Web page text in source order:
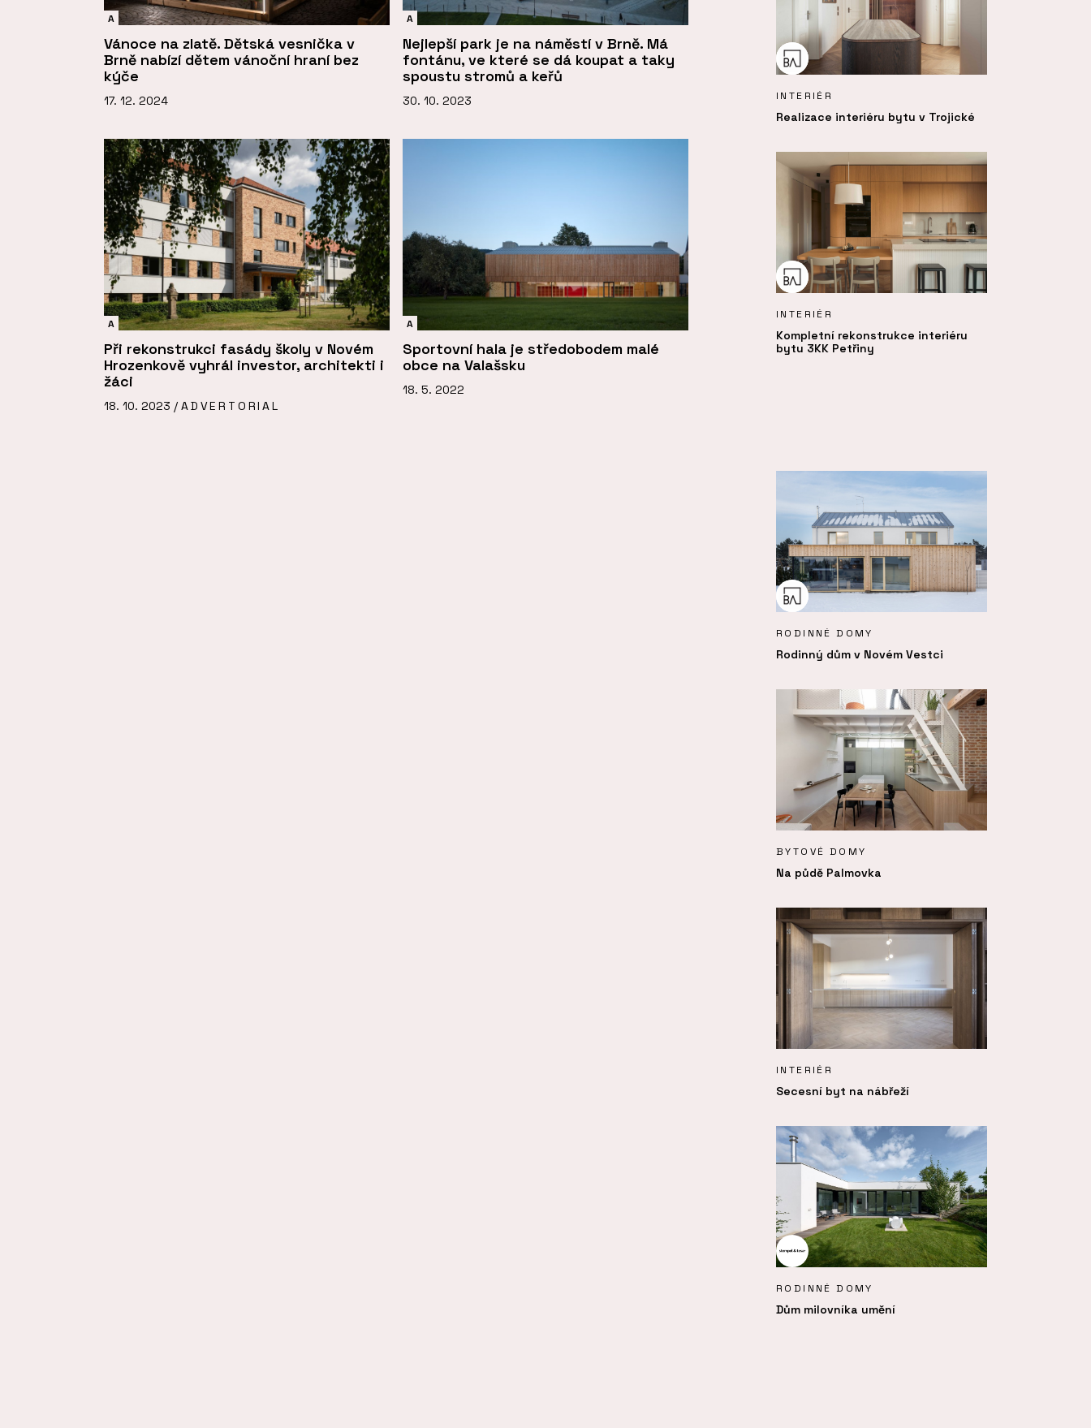
A
Vánoce na zlatě. Dětská vesnička v
Brně nabízí dětem vánoční hraní bez
kýče
17. 12. 2024
A
Nejlepší park je na náměstí v Brně. Má
fontánu, ve které se dá koupat a taky
spoustu stromů a keřů
30. 10. 2023
A
Při rekonstrukci fasády školy v Novém
Hrozenkově vyhrál investor, architekti i
žáci
18. 10. 2023 / ADVERTORIAL
A
Sportovní hala je středobodem malé
obce na Valašsku
18. 5. 2022
INTERIÉR
Realizace interiéru bytu v Trojické
INTERIÉR
Kompletní rekonstrukce interiéru
bytu 3KK Petřiny
RODINNÉ DOMY
Rodinný dům v Novém Vestci
BYTOVÉ DOMY
Na půdě Palmovka
INTERIÉR
Secesní byt na nábřeží
RODINNÉ DOMY
Dům milovníka umění